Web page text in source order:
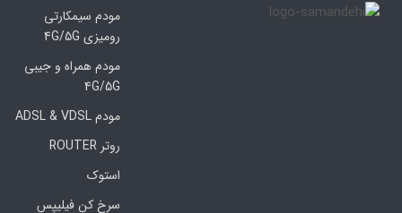
مودم سیمکارتی
رومیزی 4G/5G
مودم همراه و جیبی
4G/5G
مودم ADSL & VDSL
روتر ROUTER
استوک
سرخ کن فیلیپس